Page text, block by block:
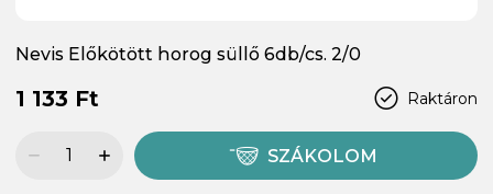
Nevis Előkötött horog süllő 6db/cs. 2/0
Raktáron
1 133 Ft
SZÁKOLOM